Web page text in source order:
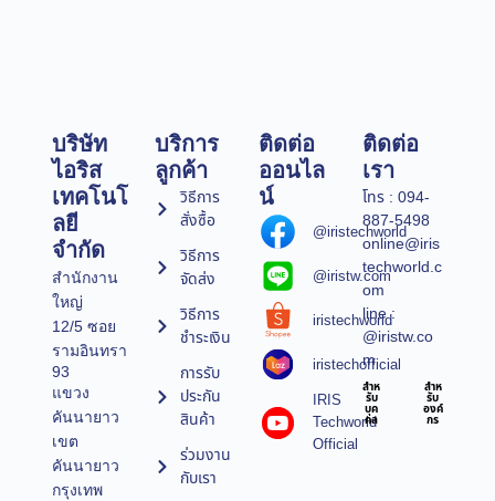
บริษัท
ไอริส
เทคโนโ
ลยี
จำกัด
สำนักงาน
ใหญ่
12/5 ซอย
รามอินทรา
93
แขวง
คันนายาว
เขต
คันนายาว
กรุงเทพ
บริการ
ลูกค้า
วิธีการ
สั่งซื้อ
วิธีการ
จัดส่ง
วิธีการ
ชำระเงิน
การรับ
ประกัน
สินค้า
ร่วมงาน
กับเรา
ติดต่อ
ออนไล
น์
@iristechworld
@iristw.com
iristechworld
iristechofficial
IRIS
Techworld
Official
ติดต่อ
เรา
โทร : 094-
887-5498
online@iris
techworld.c
om
line :
@iristw.co
m
สำห
รับ
บุค
คล
สำห
รับ
องค์
กร